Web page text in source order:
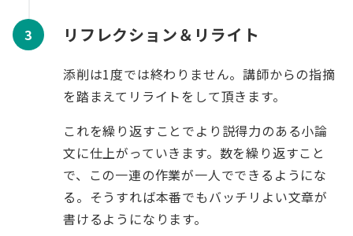
リフレクション＆リライト
添削は1度では終わりません。講師からの指摘
を踏まえてリライトをして頂きます。
これを繰り返すことでより説得力のある小論
文に仕上がっていきます。数を繰り返すこと
で、この一連の作業が一人でできるようにな
る。そうすれば本番でもバッチリよい文章が
書けるようになります。